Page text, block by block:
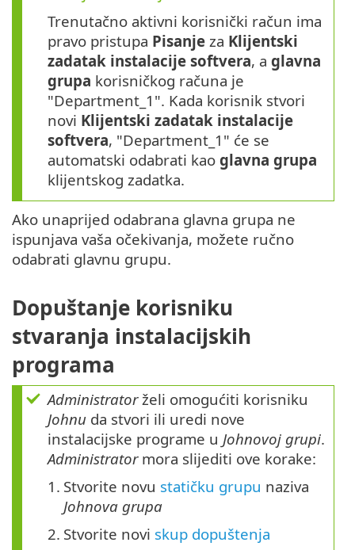
Trenutačno aktivni korisnički račun ima
pravo pristupa Pisanje za Klijentski
zadatak instalacije softvera, a glavna
grupa korisničkog računa je
"Department_1". Kada korisnik stvori
novi Klijentski zadatak instalacije
softvera, "Department_1" će se
automatski odabrati kao glavna grupa
klijentskog zadatka.
Ako unaprijed odabrana glavna grupa ne
ispunjava vaša očekivanja, možete ručno
odabrati glavnu grupu.
Dopuštanje korisniku
stvaranja instalacijskih
programa
Administratorželi omogućiti korisniku
Johnu da stvori ili uredi nove
instalacijske programe u Johnovoj grupi.
Administratormora slijediti ove korake:
1. Stvorite novu statičku grupu naziva
Johnova grupa
2. Stvorite novi skup dopuštenja